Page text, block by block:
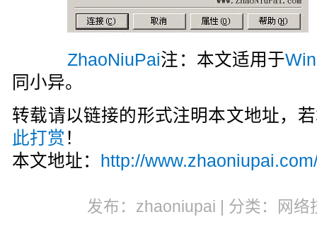
ZhaoNiuPai注：本文适用于
同小异。
转载请以链接的形式注明本文地址，
此打赏 ！
本文地址：
http://
发布：zhaoniupai | 分类：网络